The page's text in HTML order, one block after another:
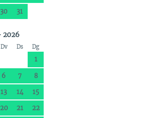
30 31
2026
Dv Ds Dg
1
6 7
8
13 14
15
20 21
22